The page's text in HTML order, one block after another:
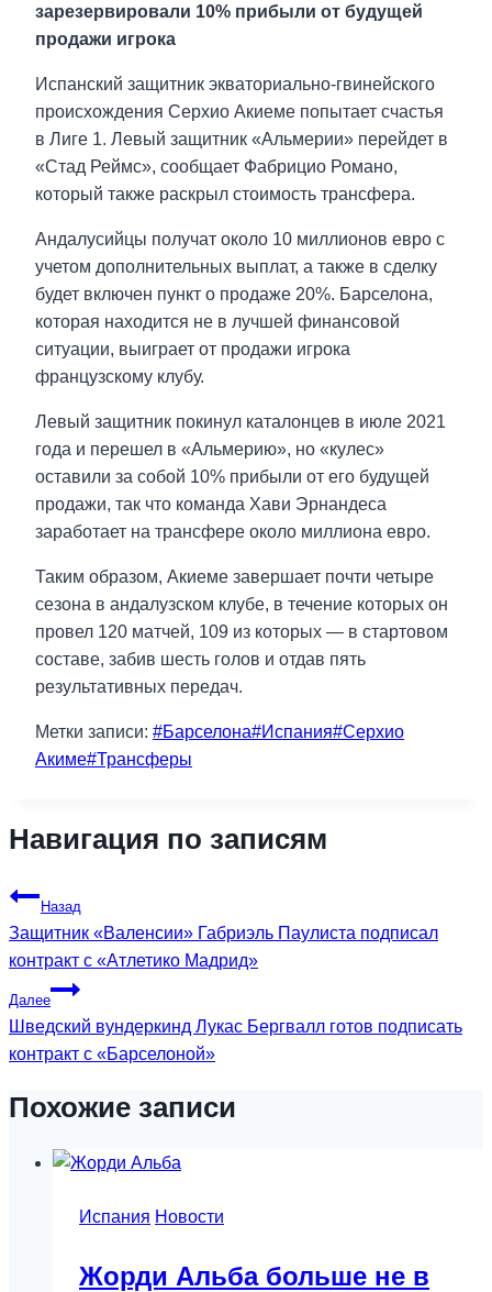
зарезервировали 10% прибыли от будущей
продажи игрока
Испанский защитник экваториально-гвинейского
происхождения Серхио Акиеме попытает счастья
в Лиге 1. Левый защитник «Альмерии» перейдет в
«Стад Реймс», сообщает Фабрицио Романо,
который также раскрыл стоимость трансфера.
Андалусийцы получат около 10 миллионов евро с
учетом дополнительных выплат, а также в сделку
будет включен пункт о продаже 20%. Барселона,
которая находится не в лучшей финансовой
ситуации, выиграет от продажи игрока
французскому клубу.
Левый защитник покинул каталонцев в июле 2021
года и перешел в «Альмерию», но «кулес»
оставили за собой 10% прибыли от его будущей
продажи, так что команда Хави Эрнандеса
заработает на трансфере около миллиона евро.
Таким образом, Акиеме завершает почти четыре
сезона в андалузском клубе, в течение которых он
провел 120 матчей, 109 из которых — в стартовом
составе, забив шесть голов и отдав пять
результативных передач.
Метки записи: #Барселона#Испания#Серхио
Акиме#Трансферы
Навигация по записям
Назад
Защитник «Валенсии» Габриэль Паулиста подписал
контракт с «Атлетико Мадрид»
Далее
Шведский вундеркинд Лукас Бергвалл готов подписать
контракт с «Барселоной»
Похожие записи
Испания Новости
Жорди Альба больше не в